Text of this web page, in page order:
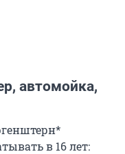
автомойка,
в 16 лет: